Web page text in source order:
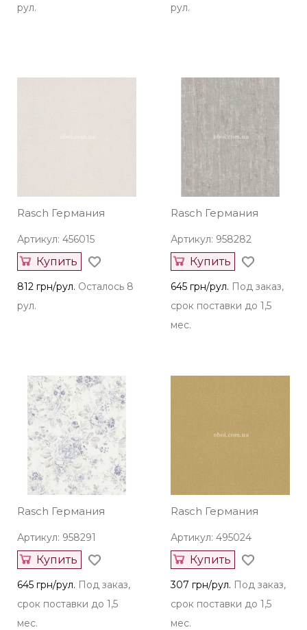
рул.
рул.
Rasch Германия
Артикул: 456015
Купить
812 грн/рул. Осталось 8
рул.
Rasch Германия
Артикул: 958282
Купить
645 грн/рул. Под заказ,
срок поставки до 1,5
мес.
Rasch Германия
Артикул: 958291
Купить
645 грн/рул. Под заказ,
срок поставки до 1,5
мес.
Rasch Германия
Артикул: 495024
Купить
307 грн/рул. Под заказ,
срок поставки до 1,5
мес.